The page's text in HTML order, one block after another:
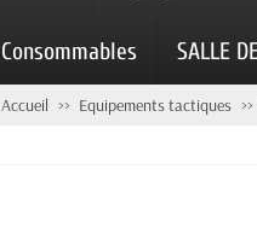
Consommables SALLE
Accueil Equipements tactiques